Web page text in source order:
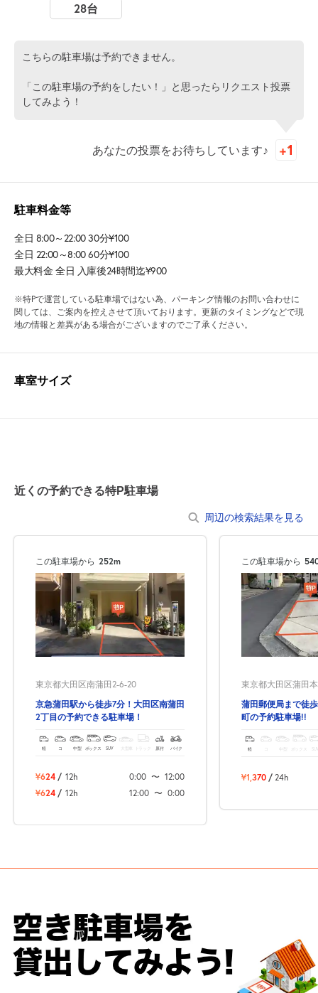
28台
こちらの駐車場は予約できません。
「この駐車場の予約をしたい！」と思ったらリクエスト投票
してみよう！
あなたの投票をお待ちしています♪
駐車料金等
全日 8:00～22:00 30分¥100
全日 22:00～8:00 60分¥100
最大料金 全日 入庫後24時間迄¥900
※特Pで運営している駐車場ではない為、パーキング情報のお問い合わせに
関しては、ご案内を控えさせて頂いております。更新のタイミングなどで現
地の情報と差異がある場合がございますのでご了承ください。
車室サイズ
近くの予約できる特P駐車場
周辺の検索結果を見る
この駐車場から 252m
東京都大田区南蒲田2-6-20
京急蒲田駅から徒歩7分！大田区南蒲田
2丁目の予約できる駐車場！
軽 コ 中型 ボックス SUV トラック 原付 バイク
¥624 / 12h 0:00 〜 12:00
¥624 / 12h 12:00 〜 0:00
この駐車場から
東京都大田区蒲田本
蒲田郵便局まで徒
町の予約駐車場!!
軽 中型 ボックス
¥1,370 / 24h